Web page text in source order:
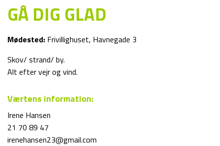
GÅ DIG GLAD
Mødested: Frivillighuset, Havnegade 3
Skov/ strand/ by.
Alt efter vejr og vind.
Værtens information:
Irene Hansen
21 70 89 47
irenehansen23@gmail.com